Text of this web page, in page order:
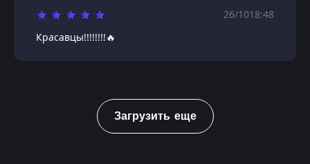
26/1018:48
Красавцы!!!!!!!!🔥
Загрузить еще